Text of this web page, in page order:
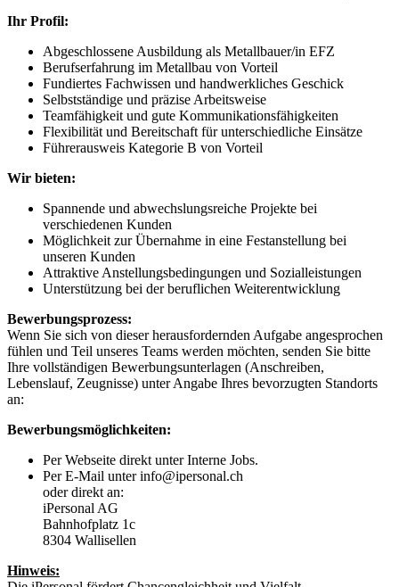
Ihr Profil:
Abgeschlossene Ausbildung als Metallbauer/in EFZ
Berufserfahrung im Metallbau von Vorteil
Fundiertes Fachwissen und handwerkliches Geschick
Selbstständige und präzise Arbeitsweise
Teamfähigkeit und gute Kommunikationsfähigkeiten
Flexibilität und Bereitschaft für unterschiedliche Einsätze
Führerausweis Kategorie B von Vorteil
Wir bieten:
Spannende und abwechslungsreiche Projekte bei
verschiedenen Kunden
Möglichkeit zur Übernahme in eine Festanstellung bei
unseren Kunden
Attraktive Anstellungsbedingungen und Sozialleistungen
Unterstützung bei der beruflichen Weiterentwicklung
Bewerbungsprozess:
Wenn Sie sich von dieser herausfordernden Aufgabe angesprochen
fühlen und Teil unseres Teams werden möchten, senden Sie bitte
Ihre vollständigen Bewerbungsunterlagen (Anschreiben,
Lebenslauf, Zeugnisse) unter Angabe Ihres bevorzugten Standorts
an:
Bewerbungsmöglichkeiten:
Per Webseite direkt unter Interne Jobs.
Per E-Mail unter info@ipersonal.ch
oder direkt an:
iPersonal AG
Bahnhofplatz 1c
8304 Wallisellen
Hinweis: